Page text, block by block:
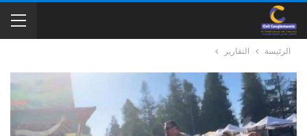
الرئيسة التقارير